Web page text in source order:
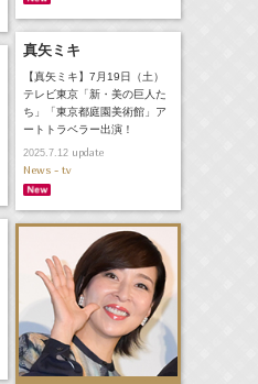
真矢ミキ
【真矢ミキ】7月19日（土）
テレビ東京「新・美の巨人た
ち」「東京都庭園美術館」ア
ートトラベラー出演！
2025.7.12update
News - tv